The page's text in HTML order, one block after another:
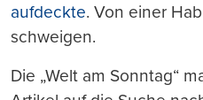
aufdeckte. Von einer
schweigen.
Die „Welt am Sonntag“